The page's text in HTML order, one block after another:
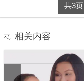
共3页
相关内容